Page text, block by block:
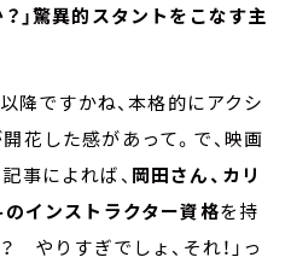
」驚異的スタントをこなす主
降ですかね、本格的にアクシ
花した感があって。で、映画
事によれば、 岡田さん、カリ
インストラクター資格を持
やりすぎでしょ、それ！」っ